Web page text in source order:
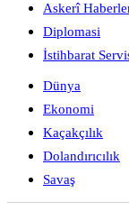
Askerî
Diplomasi
İstihbarat
Dünya
Ekonomi
Kaçakçılık
Dolandırıcılık
Savaş